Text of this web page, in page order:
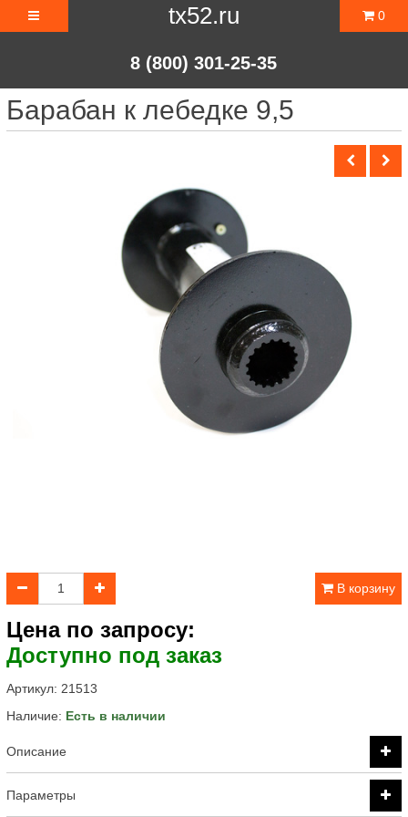
tx52.ru
8 (800) 301-25-35
0
Барабан к лебедке 9,5
В корзину
Цена по запросу:
Доступно под заказ
Артикул: 21513
Наличие: Есть в наличии
Описание
Параметры